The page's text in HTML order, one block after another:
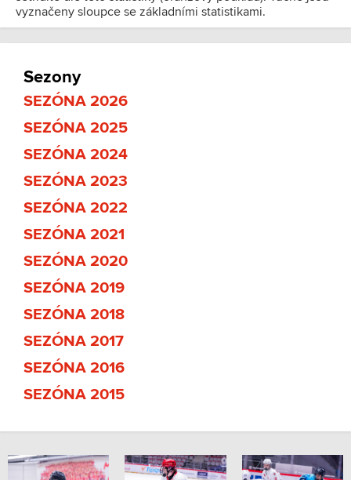
vyznačeny sloupce se základními statistikami.
Sezony
SEZÓNA 2026
SEZÓNA 2025
SEZÓNA 2024
SEZÓNA 2023
SEZÓNA 2022
SEZÓNA 2021
SEZÓNA 2020
SEZÓNA 2019
SEZÓNA 2018
SEZÓNA 2017
SEZÓNA 2016
SEZÓNA 2015